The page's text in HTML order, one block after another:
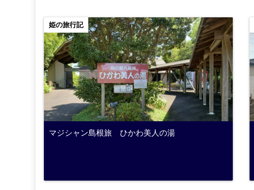
姫の旅行記
マジシャン島根旅 ひかわ美人の湯